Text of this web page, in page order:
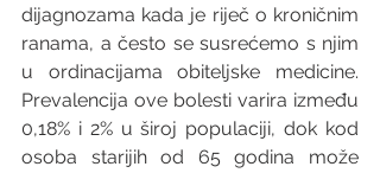
dijagnozama kada je riječ o kroničnim
ranama, a često se susrećemo s njim
u ordinacijama obiteljske medicine.
Prevalencija ove bolesti varira između
0,18% i 2% u široj populaciji, dok kod
osoba starijih od 65 godina može